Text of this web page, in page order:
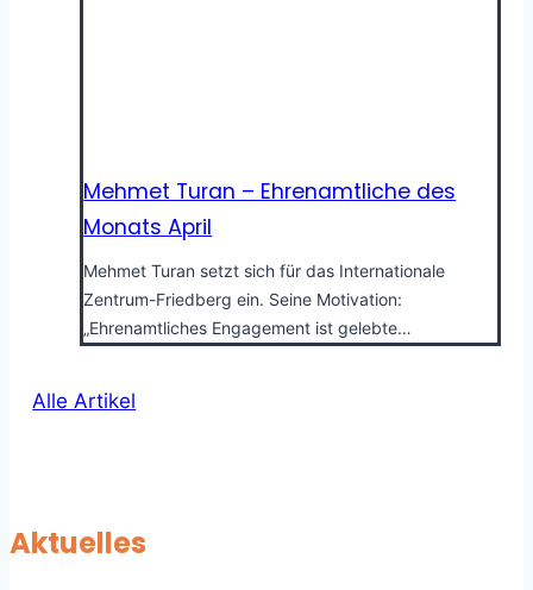
Mehmet Turan – Ehrenamtliche des
Monats April
Mehmet Turan setzt sich für das Internationale
Zentrum-Friedberg ein. Seine Motivation:
„Ehrenamtliches Engagement ist gelebte…
Alle Artikel
Aktuelles